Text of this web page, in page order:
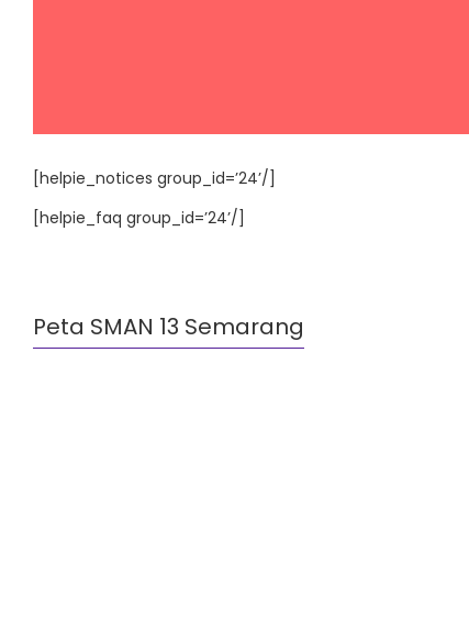
[helpie_notices group_id=’24’/]
[helpie_faq group_id=’24’/]
Peta SMAN 13 Semarang